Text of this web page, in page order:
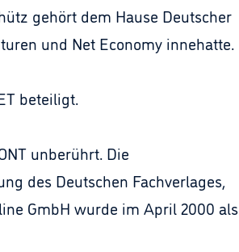
gehört dem Hause Deutscher
und Net Economy innehatte.
beteiligt.
unberührt. Die
des Deutschen Fachverlages,
GmbH wurde im April 2000 als